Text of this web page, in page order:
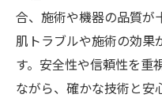
合、施術や機器の品質が
肌トラブルや施術の効果
す。安全性や信頼性を重
ながら、確かな技術と安